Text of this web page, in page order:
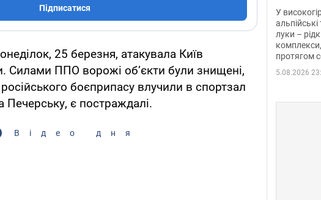
Підписатися
25 березня, атакувала Київ
Силами ППО ворожі об’єкти були знищені,
боєприпасу влучили в спортзал
Печерську, є постраждалі.
Відео дня
забили
У
альпійські
луки –
протягом
5.08.2026